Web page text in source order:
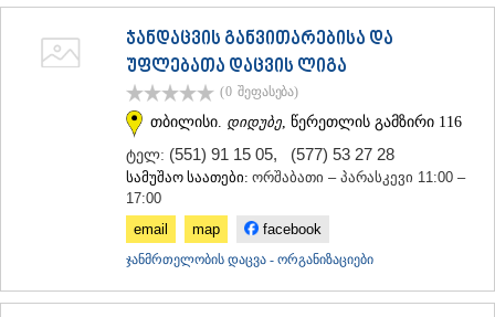
ჯანდაცვის განვითარებისა და
უფლებათა დაცვის ლიგა
(0 შეფასება)
თბილისი. დიდუბე , წერეთლის გამზირი 116
ტელ: (551) 91 15 05, (577) 53 27 28
სამუშაო საათები: ორშაბათი – პარასკევი 11:00 –
17:00
email
map facebook
ჯანმრთელობის დაცვა - ორგანიზაციები